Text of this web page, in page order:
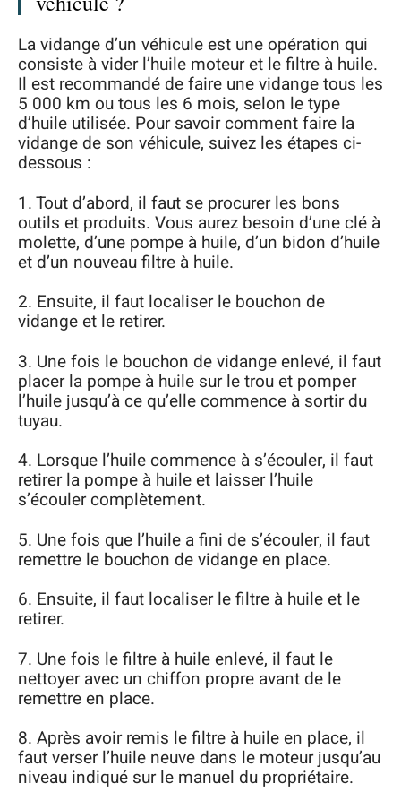
La vidange d’un véhicule est une opération qui
consiste à vider l’huile moteur et le filtre à huile.
Il est recommandé de faire une vidange tous les
5 000 km ou tous les 6 mois, selon le type
d’huile utilisée. Pour savoir comment faire la
vidange de son véhicule, suivez les étapes ci-
dessous :
1. Tout d’abord, il faut se procurer les bons
outils et produits. Vous aurez besoin d’une clé à
molette, d’une pompe à huile, d’un bidon d’huile
et d’un nouveau filtre à huile.
2. Ensuite, il faut localiser le bouchon de
vidange et le retirer.
3. Une fois le bouchon de vidange enlevé, il faut
placer la pompe à huile sur le trou et pomper
l’huile jusqu’à ce qu’elle commence à sortir du
tuyau.
4. Lorsque l’huile commence à s’écouler, il faut
retirer la pompe à huile et laisser l’huile
s’écouler complètement.
5. Une fois que l’huile a fini de s’écouler, il faut
remettre le bouchon de vidange en place.
6. Ensuite, il faut localiser le filtre à huile et le
retirer.
7. Une fois le filtre à huile enlevé, il faut le
nettoyer avec un chiffon propre avant de le
remettre en place.
8. Après avoir remis le filtre à huile en place, il
faut verser l’huile neuve dans le moteur jusqu’au
niveau indiqué sur le manuel du propriétaire.